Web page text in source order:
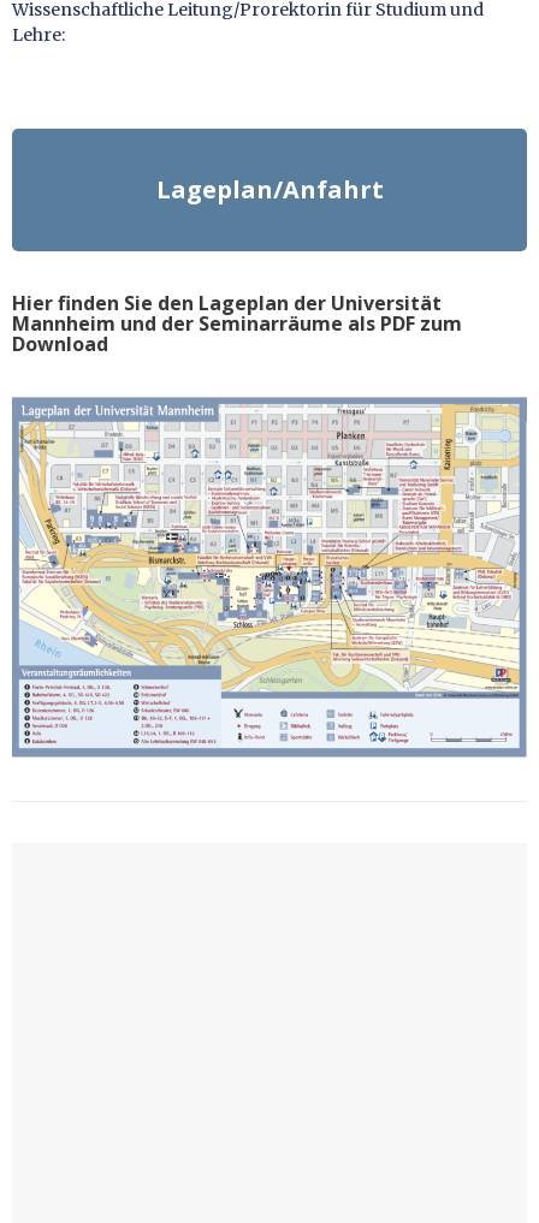
Wissenschaftliche Leitung/Prorektorin für Studium und
Lehre:
Lageplan/Anfahrt
Hier finden Sie den Lageplan der Universität
Mannheim und der Seminarräume als PDF zum
Download